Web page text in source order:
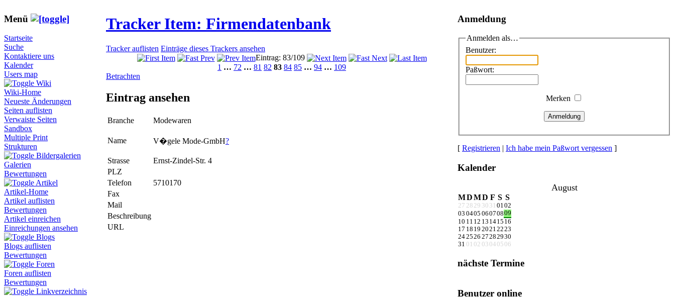
Menü
Startseite
Suche
Kontaktiere uns
Kalender
Users map
Wiki
Wiki-Home
Neueste Änderungen
Seiten auflisten
Verwaiste Seiten
Sandbox
Multiple Print
Strukturen
Bildergalerien
Galerien
Bewertungen
Artikel
Artikel-Home
Artikel auflisten
Bewertungen
Artikel einreichen
Einreichungen ansehen
Blogs
Blogs auflisten
Bewertungen
Foren
Foren auflisten
Bewertungen
Linkverzeichnis
Tracker Item: Firmendatenbank
Tracker auflisten Einträge dieses Trackers ansehen
Eintrag: 83/109
1 … 72 … 81 82 83 84 85 … 94 … 109
Betrachten
Eintrag ansehen
Branche Modewaren
Name V�gele Mode-GmbH?
Strasse
Ernst-Zindel-Str. 4
PLZ
Telefon
5710170
Fax
Mail
Beschreibung
URL
Anmeldung
Anmelden als…
Benutzer:
Paßwort:
Merken
Anmeldung
[ Registrieren | Ich habe mein Paßwort vergessen ]
Kalender
August
MDMD F S S
27 28 29 30 31 0102
03 0405 06070809
10 11 12 13 1415 16
17 18 19 20212223
242526 27282930
31 01 02 03 04 05 06
nächste Termine
Benutzer online